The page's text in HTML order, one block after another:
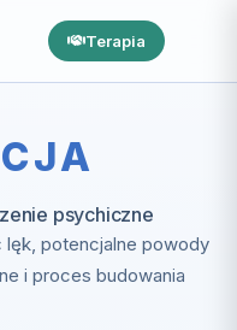
Terapia
psychiczne
lęk, potencjalne powody
i proces budowania